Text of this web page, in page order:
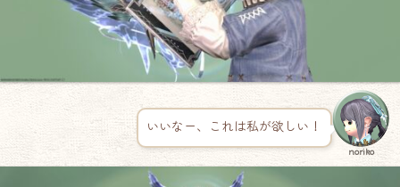
いいなー、これは私が欲しい！
noriko